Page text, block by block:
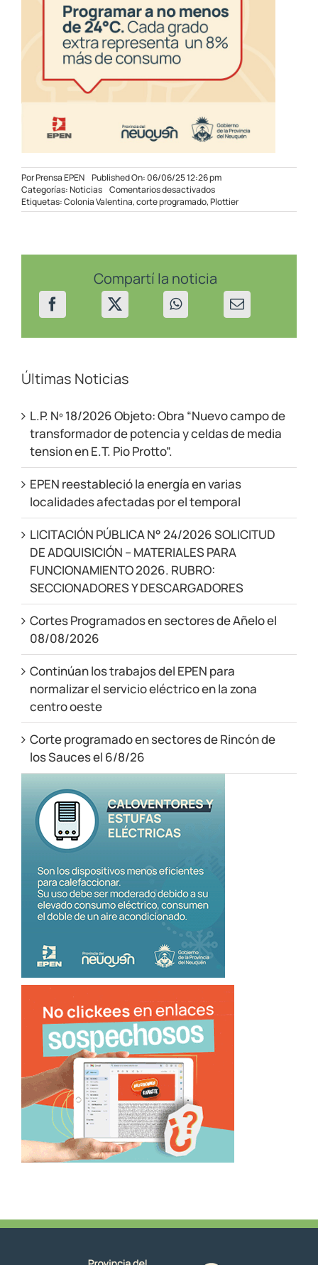
PorPrensa EPEN Published On: 06/06/25 12:26 pm
Categorías:Noticias Comentarios desactivadosen
Reprogramación
del
Colonia
Valentina
Etiquetas:Colonia Valentina,corte programado,Plottier
Compartí la noticia
Últimas Noticias
L.P. Nº 18/2026 Objeto: Obra “Nuevo campo de
transformador de potencia y celdas de media
tension en E.T. Pio Protto”.
EPEN reestableció la energía en varias
localidades afectadas por el temporal
LICITACIÓN PÚBLICA N° 24/2026 SOLICITUD
DE ADQUISICIÓN – MATERIALES PARA
FUNCIONAMIENTO 2026. RUBRO:
SECCIONADORES Y DESCARGADORES
Cortes Programados en sectores de Añelo el
08/08/2026
Continúan los trabajos del EPEN para
normalizar el servicio eléctrico en la zona
centro oeste
Corte programado en sectores de Rincón de
los Sauces el 6/8/26